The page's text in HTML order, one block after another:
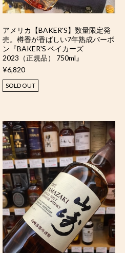
アメリカ【BAKER'S】数量限定発
売。樽香が香ばしい7年熟成バーボ
ン『BAKER'S ベイカーズ
2023（正規品） 750ml』
¥6,820
SOLD OUT